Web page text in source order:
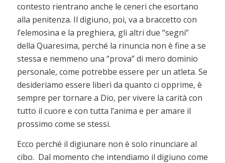
contesto rientrano anche le ceneri che esortano
alla penitenza. Il digiuno, poi, va a braccetto con
l’elemosina e la preghiera, gli altri due “segni”
della Quaresima, perché la rinuncia non è fine a se
stessa e nemmeno una “prova” di mero dominio
personale, come potrebbe essere per un atleta. Se
desideriamo essere liberi da quanto ci opprime, è
sempre per tornare a Dio, per vivere la carità con
tutto il cuore e con tutta l’anima e per amare il
prossimo come se stessi.
Ecco perché il digiunare non è solo rinunciare al
cibo. Dal momento che intendiamo il digiuno come